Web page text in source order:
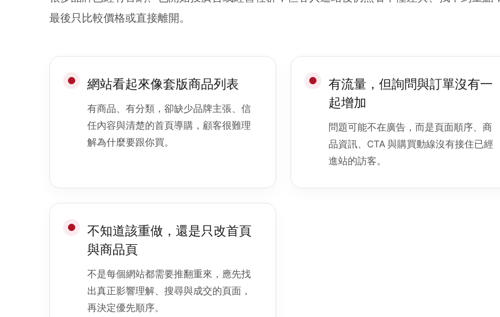
最後只比較價格或直接離開。
網站看起來像套版商品列表
有商品、有分類，卻缺少品牌主張、信
任內容與清楚的首頁導購，顧客很難理
解為什麼要跟你買。
有流量，但詢問與訂單沒有一
起增加
問題可能不在廣告，而是頁面順序、商
品資訊、CTA 與購買動線沒有接住已經
進站的訪客。
不知道該重做，還是只改首頁
與商品頁
不是每個網站都需要推翻重來，應先找
出真正影響理解、搜尋與成交的頁面，
再決定優先順序。